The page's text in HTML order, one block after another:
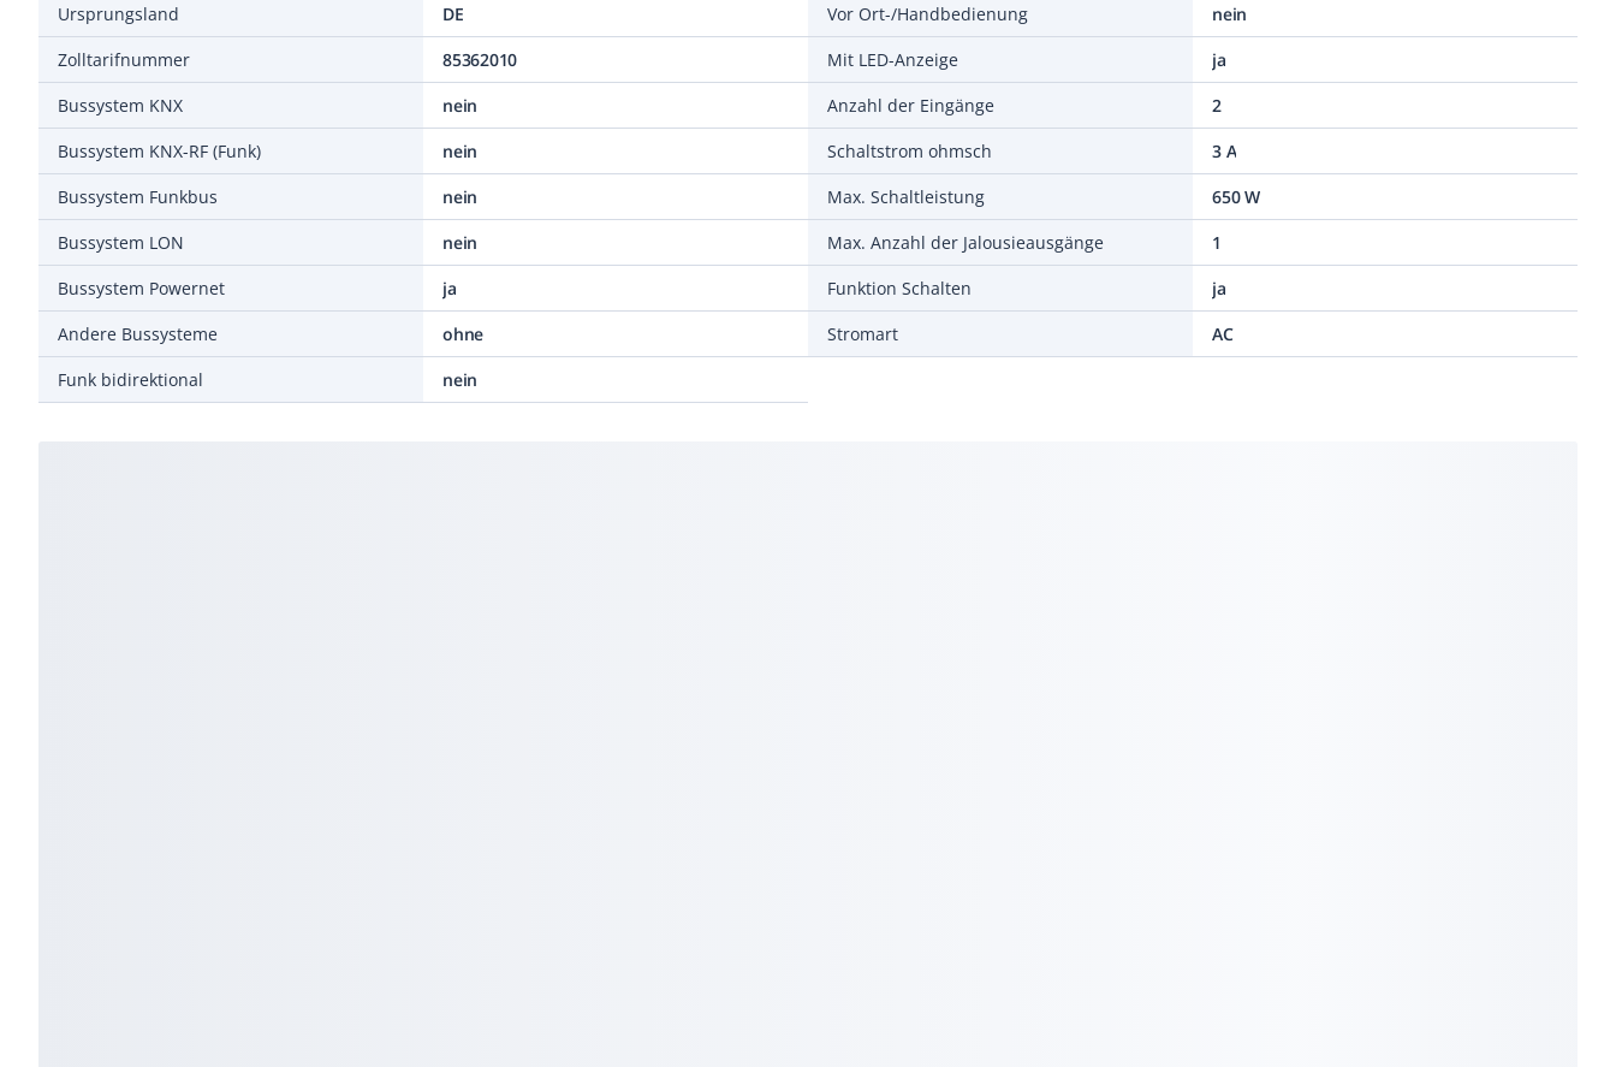
Ursprungsland
DE
Zolltarifnummer
85362010
Bussystem KNX
nein
Bussystem KNX-RF (Funk)
nein
Bussystem Funkbus
nein
Bussystem LON
nein
Bussystem Powernet
ja
Andere Bussysteme
ohne
Funk bidirektional
nein
Vor Ort-/Handbedienung
nein
Mit LED-Anzeige
ja
Anzahl der Eingänge
2
Schaltstrom ohmsch
3 A
Max. Schaltleistung
650 W
Max. Anzahl der Jalousieausgänge
1
Funktion Schalten
ja
Stromart
AC